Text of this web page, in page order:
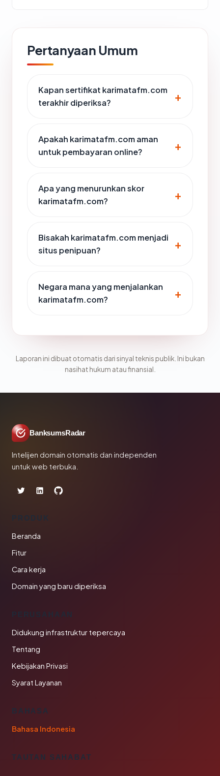
Pertanyaan Umum
Kapan sertifikat karimatafm.com
terakhir diperiksa?
Apakah karimatafm.com aman
untuk pembayaran online?
Apa yang menurunkan skor
karimatafm.com?
Bisakah karimatafm.com menjadi
situs penipuan?
Negara mana yang menjalankan
karimatafm.com?
Laporan ini dibuat otomatis dari sinyal teknis publik. Ini bukan
nasihat hukum atau finansial.
BanksumsRadar
Intelijen domain otomatis dan independen
untuk web terbuka.
PRODUK
Beranda
Fitur
Cara kerja
Domain yang baru diperiksa
PERUSAHAAN
Didukung infrastruktur tepercaya
Tentang
Kebijakan Privasi
Syarat Layanan
BAHASA
Bahasa Indonesia
TAUTAN SAHABAT